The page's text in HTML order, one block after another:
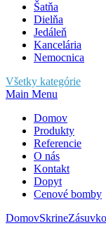
Šatňa
Dielňa
Jedáleň
Kancelária
Nemocnica
Všetky kategórie
Main Menu
Domov
Produkty
Referencie
O nás
Kontakt
Dopyt
Cenové bomby
DomovSkrine